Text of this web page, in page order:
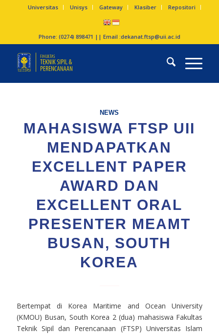
Universitas Unisys Gateway Klasiber Repositori
Phone: (0274) 898471 || Email :dekanat.ftsp@uii.ac.id
NEWS
MAHASISWA FTSP UII
MENDAPATKAN
EXCELLENT PAPER
AWARD DAN
EXCELLENT ORAL
PRESENTER MEAMT
BUSAN, SOUTH
KOREA
Bertempat di Korea Maritime and Ocean University
(KMOU) Busan, South Korea 2 (dua) mahasiswa Fakultas
Teknik Sipil dan Perencanaan (FTSP) Universitas Islam